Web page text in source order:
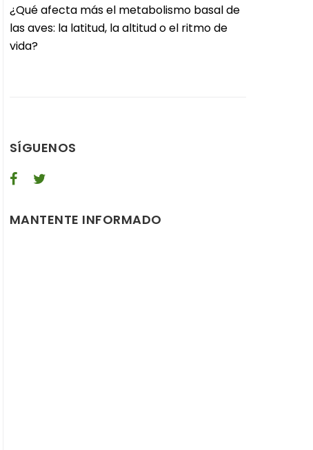
¿Qué afecta más el metabolismo basal de
las aves: la latitud, la altitud o el ritmo de
vida?
SÍGUENOS
MANTENTE INFORMADO